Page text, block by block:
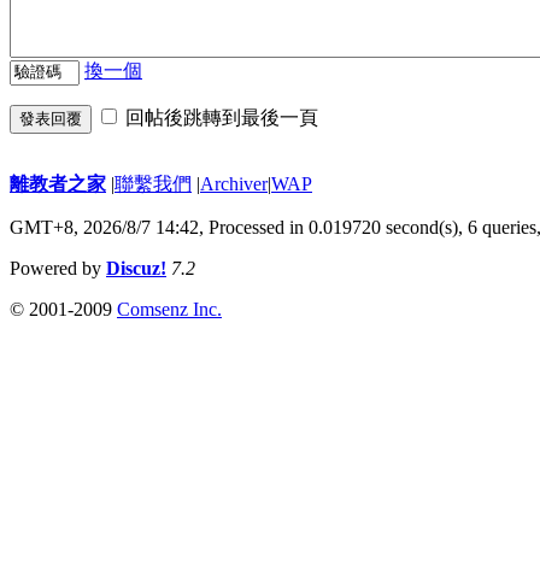
換一個
發表回覆 回帖後跳轉到最後一頁
離教者之家 |聯繫我們 |Archiver|WAP
GMT+8, 2026/8/7 14:42, Processed in 0.019720 second(s), 6
Powered by Discuz! 7.2
© 2001-2009 Comsenz Inc.